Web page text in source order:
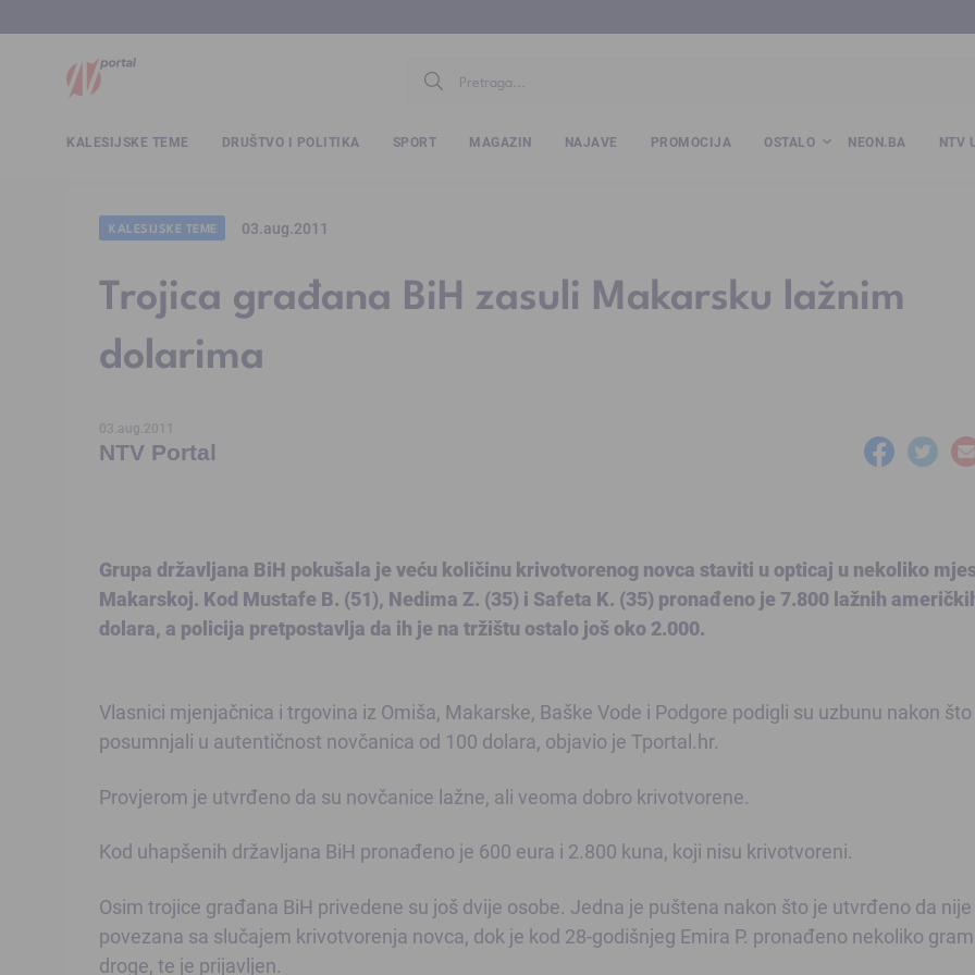
KALESIJSKE TEME DRUŠTVO I POLITIKA SPORT MAGAZIN NAJAVE PROMOCIJA OSTALO NEON.BA NTV
KALESIJSKE TEME 03.aug.2011
Trojica građana BiH zasuli Makarsku lažnim
dolarima
03.aug.2011
NTV Portal
Grupa državljana BiH pokušala je veću količinu krivotvorenog novca staviti u opticaj u nekoliko
Makarskoj. Kod Mustafe B. (51), Nedima Z. (35) i Safeta K. (35) pronađeno je 7.800 lažnih
dolara, a policija pretpostavlja da ih je na tržištu ostalo još oko 2.000.
Vlasnici mjenjačnica i trgovina iz Omiša, Makarske, Baške Vode i Podgore podigli su uzbunu nakon što
posumnjali u autentičnost novčanica od 100 dolara, objavio je Tportal.hr.
Provjerom je utvrđeno da su novčanice lažne, ali veoma dobro krivotvorene.
Kod uhapšenih državljana BiH pronađeno je 600 eura i 2.800 kuna, koji nisu krivotvoreni.
Osim trojice građana BiH privedene su još dvije osobe. Jedna je puštena nakon što je utvrđeno da nije
povezana sa slučajem krivotvorenja novca, dok je kod 28-godišnjeg Emira P. pronađeno nekoliko
droge, te je prijavljen.